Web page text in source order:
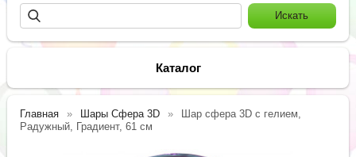
Каталог
Главная Шары Сфера 3D
Шар сфера 3D с гелием,
Радужный, Градиент, 61 см